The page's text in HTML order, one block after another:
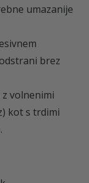
umazanije
brez
volnenimi
kot s trdimi